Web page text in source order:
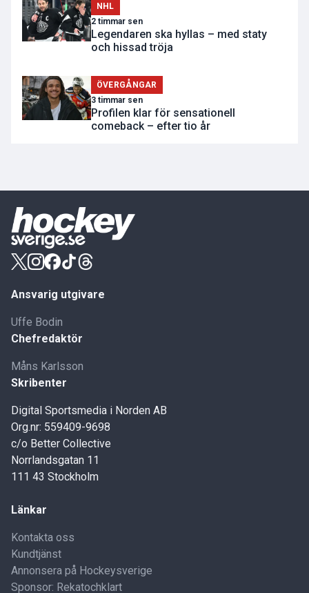
NHL
2 timmar sen
Legendaren ska hyllas – med staty
och hissad tröja
ÖVERGÅNGAR
3 timmar sen
Profilen klar för sensationell
comeback – efter tio år
Ansvarig utgivare
Uffe Bodin
Chefredaktör
Måns Karlsson
Skribenter
Digital Sportsmedia i Norden AB
Org.nr: 559409-9698
c/o Better Collective
Norrlandsgatan 11
111 43 Stockholm
Länkar
Kontakta oss
Kundtjänst
Annonsera på Hockeysverige
Sponsor: Rekatochklart